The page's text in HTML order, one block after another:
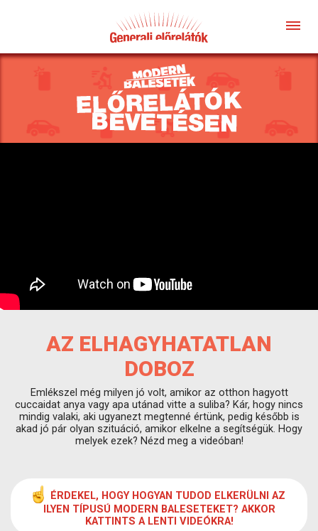
AZ ELHAGYHATATLAN
DOBOZ
Emlékszel még milyen jó volt, amikor az otthon hagyott
cuccaidat anya vagy apa utánad vitte a suliba? Kár, hogy nincs
mindig valaki, aki ugyanezt megtenné értünk, pedig később is
akad jó pár olyan szituáció, amikor elkelne a segítségük. Hogy
melyek ezek? Nézd meg a videóban!
ÉRDEKEL, HOGY HOGYAN TUDOD ELKERÜLNI AZ
ILYEN TÍPUSÚ MODERN BALESETEKET? AKKOR
KATTINTS A LENTI VIDEÓKRA!